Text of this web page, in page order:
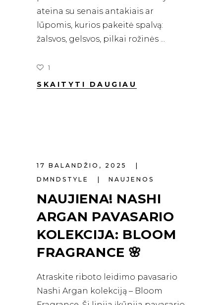
ateina su senais antakiais ar
lūpomis, kurios pakeitė spalvą:
žalsvos, gelsvos, pilkai rožinės
1
SKAITYTI DAUGIAU
17 BALANDŽIO, 2025
DMNDSTYLE
NAUJENOS
NAUJIENA! NASHI
ARGAN PAVASARIO
KOLEKCIJA: BLOOM
FRAGRANCE 🌸
Atraskite riboto leidimo pavasario
Nashi Argan kolekciją – Bloom